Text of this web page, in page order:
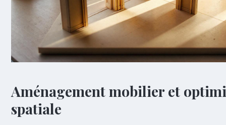
Aménagement mobilier et
spatiale